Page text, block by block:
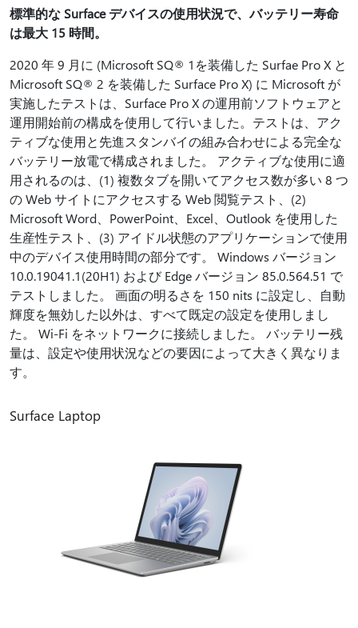
標準的な Surface デバイスの使用状況で、バッテリー寿命
は最大 15 時間。
2020 年 9 月に (Microsoft SQ® 1を装備した Surfae Pro X と
Microsoft SQ® 2 を装備した Surface Pro X) に Microsoft が
実施したテストは、Surface Pro X の運用前ソフトウェアと
運用開始前の構成を使用して行いました。テストは、アク
ティブな使用と先進スタンバイの組み合わせによる完全な
バッテリー放電で構成されました。 アクティブな使用に適
用されるのは、(1) 複数タブを開いてアクセス数が多い 8 つ
の Web サイトにアクセスする Web 閲覧テスト、(2)
Microsoft Word、PowerPoint、Excel、Outlook を使用した
生産性テスト、(3) アイドル状態のアプリケーションで使用
中のデバイス使用時間の部分です。 Windows バージョン
10.0.19041.1(20H1) および Edge バージョン 85.0.564.51 で
テストしました。 画面の明るさを 150 nits に設定し、自動
輝度を無効した以外は、すべて既定の設定を使用しまし
た。 Wi-Fi をネットワークに接続しました。 バッテリー残
量は、設定や使用状況などの要因によって大きく異なりま
す。
Surface Laptop